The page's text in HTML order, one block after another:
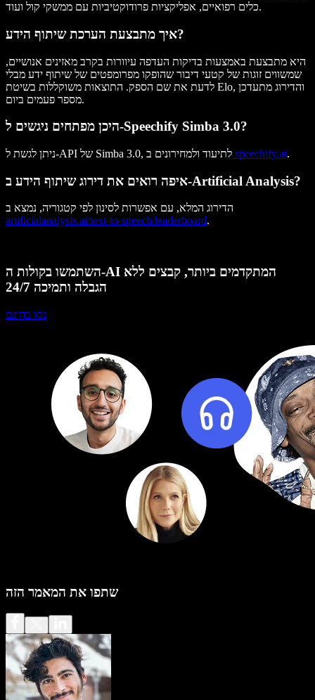
כלים רפואיים, אפליקציות פרודוקטיביות עם ממשקי קול ועוד.
איך מתבצעת הערכת שיתוף הידע?
היא מתבצעת באמצעות בדיקות העדפה עיוורות בקרב מאזינים אנושיים,
שמשווים זוגות של קטעי דיבור שהופקו מפרומפטים של שיתוף ידע מבלי
לדעת את שם הספק. התוצאות משוקללות בשיטת Elo, והדירוג מתעדכן
מספר פעמים ביום.
היכן מפתחים ניגשים ל-Speechify Simba 3.0?
ניתן לגשת ל-API של Simba 3.0, לתיעוד ולמחירונים ב speechify.ai.
איפה רואים את דירוג שיתוף הידע ב-Artificial Analysis?
הדירוג המלא, עם אפשרות לסינון לפי קטגוריה, נמצא ב
artificialanalysis.ai/text-to-speech/leaderboard.
השתמשו בקולות ה-AI המתקדמים ביותר, קבצים ללא
הגבלה ותמיכה 24/7
נסו בחינם
שתפו את המאמר הזה